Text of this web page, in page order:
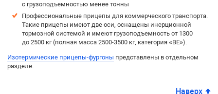
с грузоподъемностью менее тонны
Профессиональные прицепы для коммерческого транспорта.
Такие прицепы имеют две оси, оснащены инерционной
тормозной системой и имеют грузоподъемность от 1300
до 2500 кг (полная масса 2500-3500 кг, категория «BE»).
Изотермические прицепы-фургоны представлены в отдельном
разделе.
Наверх